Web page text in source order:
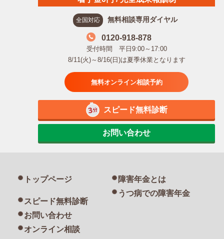
全国対応 無料相談専用ダイヤル
0120-918-878
受付時間 平日9:00～17:00
8/11(火)～8/16(日)は夏季休業となります
無料オンライン相談予約
スピード無料診断
お問い合わせ
トップページ
スピード無料診断
お問い合わせ
オンライン相談
障害年金とは
うつ病での障害年金